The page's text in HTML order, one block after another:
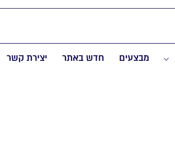
מבצעים חדש באתר יצירת קשר